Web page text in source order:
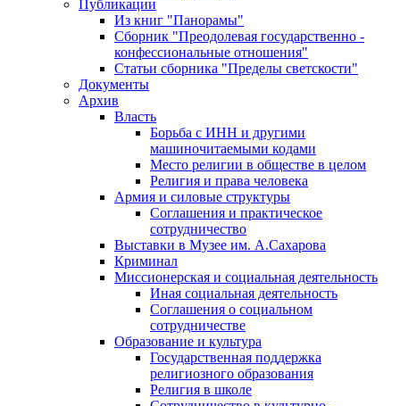
Публикации
Из книг "Панорамы"
Сборник "Преодолевая государственно -
конфессиональные отношения"
Статьи сборника "Пределы светскости"
Документы
Архив
Власть
Борьба с ИНН и другими
машиночитаемыми кодами
Место религии в обществе в целом
Религия и права человека
Армия и силовые структуры
Соглашения и практическое
сотрудничество
Выставки в Музее им. А.Сахарова
Криминал
Миссионерская и социальная деятельность
Иная социальная деятельность
Соглашения о социальном
сотрудничестве
Образование и культура
Государственная поддержка
религиозного образования
Религия в школе